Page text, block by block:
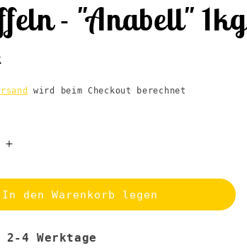
- "Anabell" 1kg
wird beim Checkout berechnet
Erhöhe
Menge
für
Kartoffeln
&quot;Anabell&quot;
In den Warenkorb legen
4 Werktage